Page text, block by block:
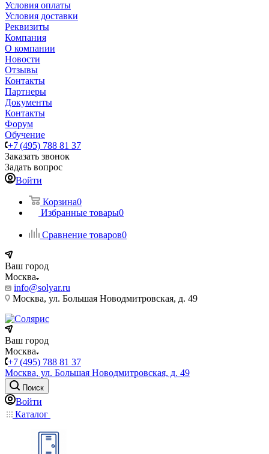
Условия оплаты
Условия доставки
Реквизиты
Компания
О компании
Новости
Отзывы
Контакты
Партнеры
Документы
Контакты
Форум
Обучение
+7 (495) 788 81 37
Заказать звонок
Задать вопрос
Войти
Корзина0
Избранные товары0
Сравнение товаров0
Ваш город
Москва
info@solyar.ru
Москва, ул. Большая Новодмитровская, д. 49
Ваш город
Москва
+7 (495) 788 81 37
Москва, ул. Большая Новодмитровская, д. 49
Поиск
Войти
Каталог